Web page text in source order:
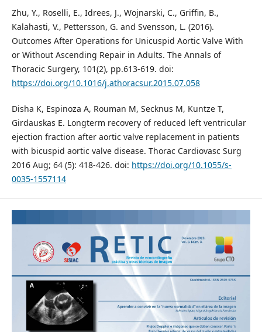
Zhu, Y., Roselli, E., Idrees, J., Wojnarski, C., Griffin, B.,
Kalahasti, V., Pettersson, G. and Svensson, L. (2016).
Outcomes After Operations for Unicuspid Aortic Valve With
or Without Ascending Repair in Adults. The Annals of
Thoracic Surgery, 101(2), pp.613-619. doi:
https://doi.org/10.1016/j.athoracsur.2015.07.058
Disha K, Espinoza A, Rouman M, Secknus M, Kuntze T,
Girdauskas E. Longterm recovery of reduced left ventricular
ejection fraction after aortic valve replacement in patients
with bicuspid aortic valve disease. Thorac Cardiovasc Surg
2016 Aug; 64 (5): 418-426. doi: https://doi.org/10.1055/s-
0035-1557114